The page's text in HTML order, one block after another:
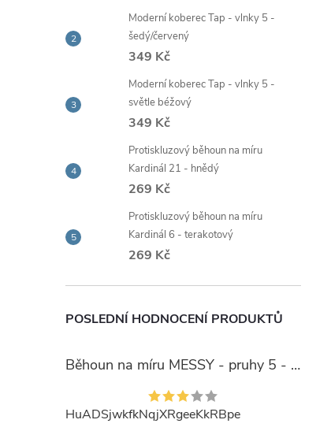
Moderní koberec Tap - vlnky 5 -
šedý/červený
349 Kč
Moderní koberec Tap - vlnky 5 -
světle béžový
349 Kč
Protiskluzový běhoun na míru
Kardinál 21 - hnědý
269 Kč
Protiskluzový běhoun na míru
Kardinál 6 - terakotový
269 Kč
POSLEDNÍ HODNOCENÍ PRODUKTŮ
Běhoun na míru MESSY - pruhy 5 - béžový
HuADSjwkfkNqjXRgeeKkRBpe